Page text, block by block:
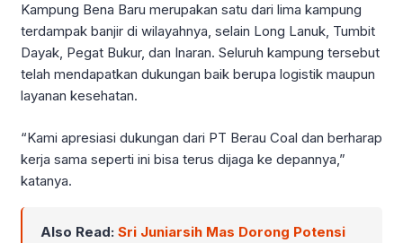
Kampung Bena Baru merupakan satu dari lima kampung
terdampak banjir di wilayahnya, selain Long Lanuk, Tumbit
Dayak, Pegat Bukur, dan Inaran. Seluruh kampung tersebut
telah mendapatkan dukungan baik berupa logistik maupun
layanan kesehatan.
“Kami apresiasi dukungan dari PT Berau Coal dan berharap
kerja sama seperti ini bisa terus dijaga ke depannya,”
katanya.
Also Read: Sri Juniarsih Mas Dorong Potensi